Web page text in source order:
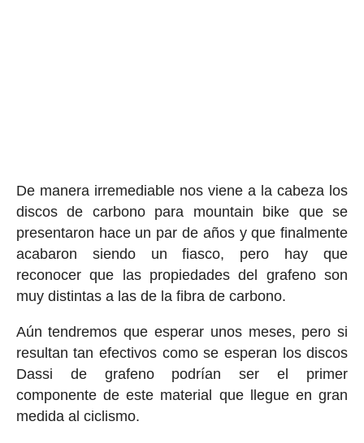
De manera irremediable nos viene a la cabeza los
discos de carbono para mountain bike que se
presentaron hace un par de años y que finalmente
acabaron siendo un fiasco, pero hay que
reconocer que las propiedades del grafeno son
muy distintas a las de la fibra de carbono.
Aún tendremos que esperar unos meses, pero si
resultan tan efectivos como se esperan los discos
Dassi de grafeno podrían ser el primer
componente de este material que llegue en gran
medida al ciclismo.